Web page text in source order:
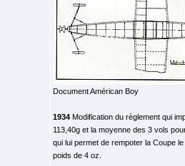
Document Américan Boy
1934 Modification du règlement qui
113,40g et la moyenne des 3 vols
qui lui permet de rempoter la Coupe
poids de 4 oz.